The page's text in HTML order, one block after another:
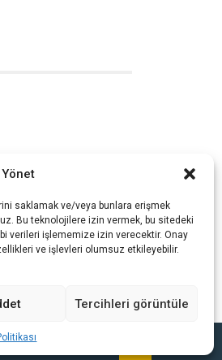
Yönet
saklamak ve/veya bunlara erişmek
Bu teknolojilere izin vermek, bu sitedeki
verileri işlememize izin verecektir. Onay
ve işlevleri olumsuz etkileyebilir.
Tercihleri görüntüle